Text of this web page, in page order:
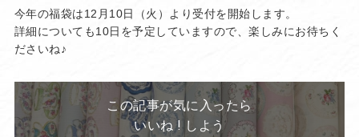
今年の福袋は12月10日（火）より受付を開始します。
詳細についても10日を予定していますので、楽しみにお待ちく
ださいね♪
この記事が気に入ったら
いいね ! しよう